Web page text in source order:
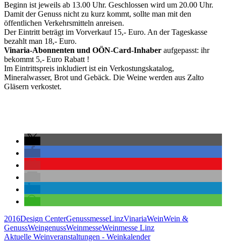
Beginn ist jeweils ab 13.00 Uhr. Geschlossen wird um 20.00 Uhr.
Damit der Genuss nicht zu kurz kommt, sollte man mit den
öffentlichen Verkehrsmitteln anreisen.
Der Eintritt beträgt im Vorverkauf 15,- Euro. An der Tageskasse
bezahlt man 18,- Euro.
Vinaria-Abonnenten und OÖN-Card-Inhaber aufgepasst: ihr
bekommt 5,- Euro Rabatt !
Im Eintrittspreis inkludiert ist ein Verkostungskatalog,
Mineralwasser, Brot und Gebäck. Die Weine werden aus Zalto
Gläsern verkostet.
2016Design CenterGenussmesseLinzVinariaWeinWein &
GenussWeingenussWeinmesseWeinmesse Linz
Aktuelle Weinveranstaltungen - Weinkalender